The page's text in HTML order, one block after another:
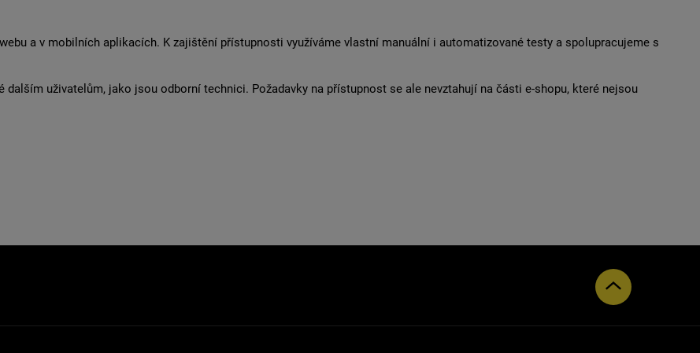
a v mobilních aplikacích. K zajištění přístupnosti využíváme vlastní manuální i automatizované testy a spolupracujeme s
uživatelům, jako jsou odborní technici. Požadavky na přístupnost se ale nevztahují na části e-shopu, které nejsou